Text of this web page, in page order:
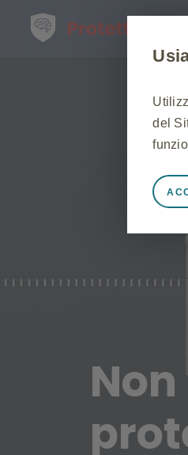
del
Sito,
Sito